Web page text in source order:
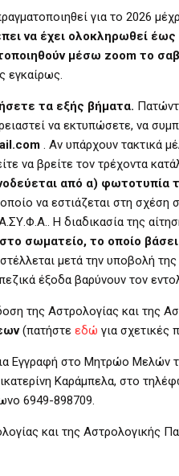
για το 2026
να έχει ολοκληρωθεί
μέσω zoom το
εγκαίρως.
τα εξής βήματα.
να εκτυπώσετε, να
. Αν υπάρχουν τακτικά
να βρείτε τον τρέχοντα
από α)
να εστιάζεται στη σχέση
Η διαδικασία της
σωματείο, το οποίο
μετά την υποβολή της
έξοδα βαρύνουν τον
της Αστρολογίας και της
(πατήστε εδώ για σχετικές
Εγγραφή στο Μητρώο Μελών
Καράμπελα, στο
6949-898709.
και της Αστρολογικής